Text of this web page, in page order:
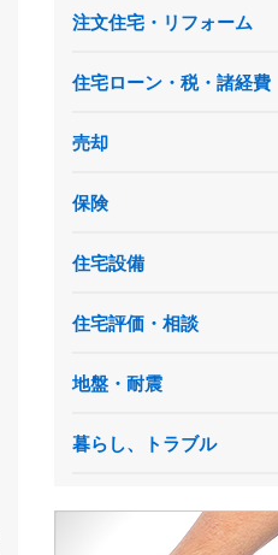
注文住宅・リフォーム
住宅ローン・税・諸経費
売却
保険
住宅設備
住宅評価・相談
地盤・耐震
暮らし、トラブル